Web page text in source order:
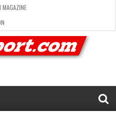
MAGAZINE
EN LIGNE